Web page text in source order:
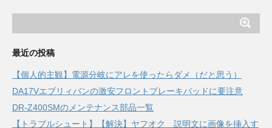
最近の投稿
【個人的主観】電源分岐にアレを使ったらダメ（だと思う）
DA17Vエブリィバンの激安フロントブレーキパッドに要注意
DR-Z400SMのメンテナンス部品一覧
【トラブルシュート】【解決】ヤフオク 説明文に画像を挿入す